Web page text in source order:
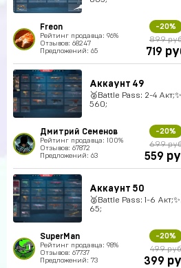
Freon
Рейтинг продавца: 96%
Отзывов: 68247
Предложений: 65
-20%
899
719
Аккаунт 49
🥈Battle Pass: 2-4
560;
Дмитрий Семенов
Рейтинг продавца: 100%
Отзывов: 67872
Предложений: 63
-20%
699
559
Аккаунт 50
🥈Battle Pass: 1-6
65;
SuperMan
Рейтинг продавца: 98%
Отзывов: 67737
Предложений: 73
-20%
499 руб
399